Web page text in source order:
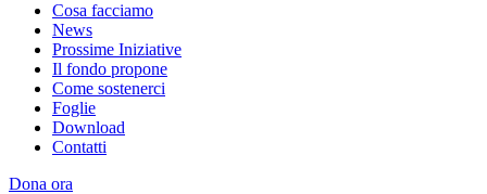
Cosa facciamo
News
Prossime Iniziative
Il fondo propone
Come sostenerci
Foglie
Download
Contatti
Dona ora